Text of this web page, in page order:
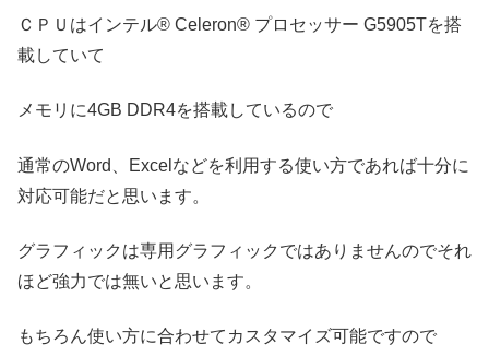
ＣＰＵはインテル® Celeron® プロセッサー G5905Tを搭
載していて
メモリに4GB DDR4を搭載しているので
通常のWord、Excelなどを利用する使い方であれば十分に
対応可能だと思います。
グラフィックは専用グラフィックではありませんのでそれ
ほど強力では無いと思います。
もちろん使い方に合わせてカスタマイズ可能ですので